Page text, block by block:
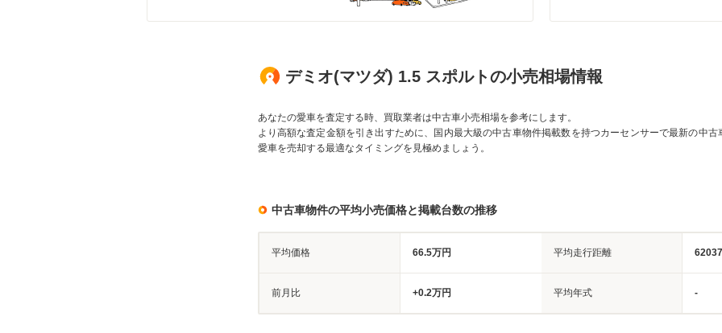
デミオ(マツダ) 1.5 スポルトの小売相場情報
あなたの愛車を査定する時、買取業者は中古車小売相場を参考にします。
より高額な査定金額を引き出すために、国内最大級の中古車物件掲載数を持つカーセンサーで最新の中古
愛車を売却する最適なタイミングを見極めましょう。
中古車物件の平均小売価格と掲載台数の推移
平均価格 66.5万円 平均走行距離
前月比 +0.2万円 平均年式 -